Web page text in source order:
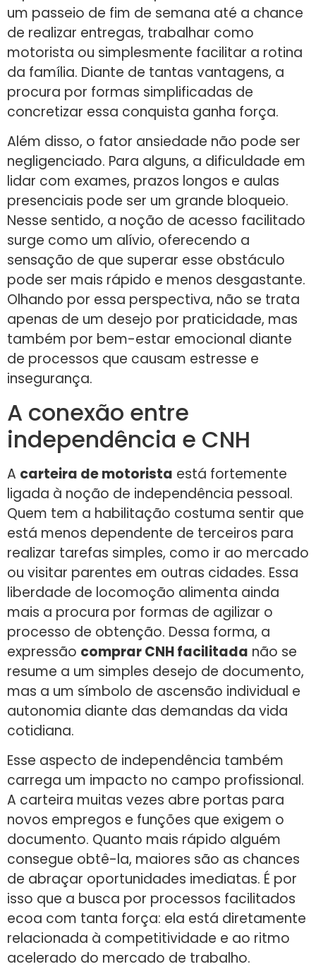
um passeio de fim de semana até a chance
de realizar entregas, trabalhar como
motorista ou simplesmente facilitar a rotina
da família. Diante de tantas vantagens, a
procura por formas simplificadas de
concretizar essa conquista ganha força.
Além disso, o fator ansiedade não pode ser
negligenciado. Para alguns, a dificuldade em
lidar com exames, prazos longos e aulas
presenciais pode ser um grande bloqueio.
Nesse sentido, a noção de acesso facilitado
surge como um alívio, oferecendo a
sensação de que superar esse obstáculo
pode ser mais rápido e menos desgastante.
Olhando por essa perspectiva, não se trata
apenas de um desejo por praticidade, mas
também por bem-estar emocional diante
de processos que causam estresse e
insegurança.
A conexão entre
independência e CNH
A carteira de motorista está fortemente
ligada à noção de independência pessoal.
Quem tem a habilitação costuma sentir que
está menos dependente de terceiros para
realizar tarefas simples, como ir ao mercado
ou visitar parentes em outras cidades. Essa
liberdade de locomoção alimenta ainda
mais a procura por formas de agilizar o
processo de obtenção. Dessa forma, a
expressão comprar CNH facilitada não se
resume a um simples desejo de documento,
mas a um símbolo de ascensão individual e
autonomia diante das demandas da vida
cotidiana.
Esse aspecto de independência também
carrega um impacto no campo profissional.
A carteira muitas vezes abre portas para
novos empregos e funções que exigem o
documento. Quanto mais rápido alguém
consegue obtê-la, maiores são as chances
de abraçar oportunidades imediatas. É por
isso que a busca por processos facilitados
ecoa com tanta força: ela está diretamente
relacionada à competitividade e ao ritmo
acelerado do mercado de trabalho.